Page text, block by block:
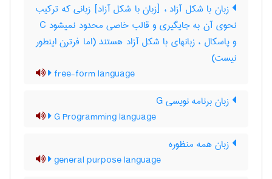
زبان با شکل آزاد ، [زبان با شکل آزاد] زبانی که ترکیب
نحوی آن به جایگیری و قالب خاصی محدود نمیشود ‎ C
و پاسکال ، زبانهای با شکل آزاد هستند (اما فرترن اینطور
نیست)
free-form language
زبان برنامه نویسی G
G Programming language
زبان همه منظوره
general purpose language